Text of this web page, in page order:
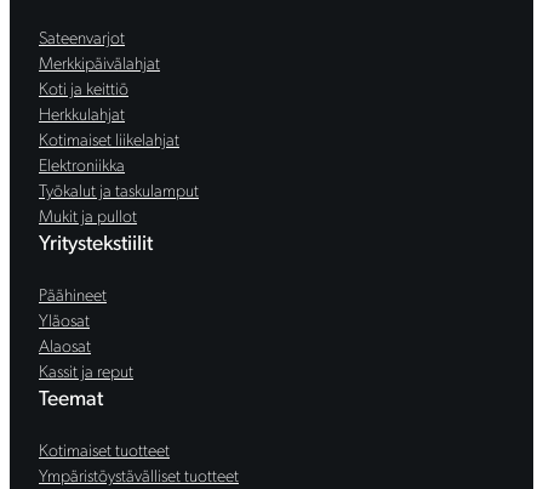
Sateenvarjot
Merkkipäivälahjat
Koti ja keittiö
Herkkulahjat
Kotimaiset liikelahjat
Elektroniikka
Työkalut ja taskulamput
Mukit ja pullot
Yritystekstiilit
Päähineet
Yläosat
Alaosat
Kassit ja reput
Teemat
Kotimaiset tuotteet
Ympäristöystävälliset tuotteet